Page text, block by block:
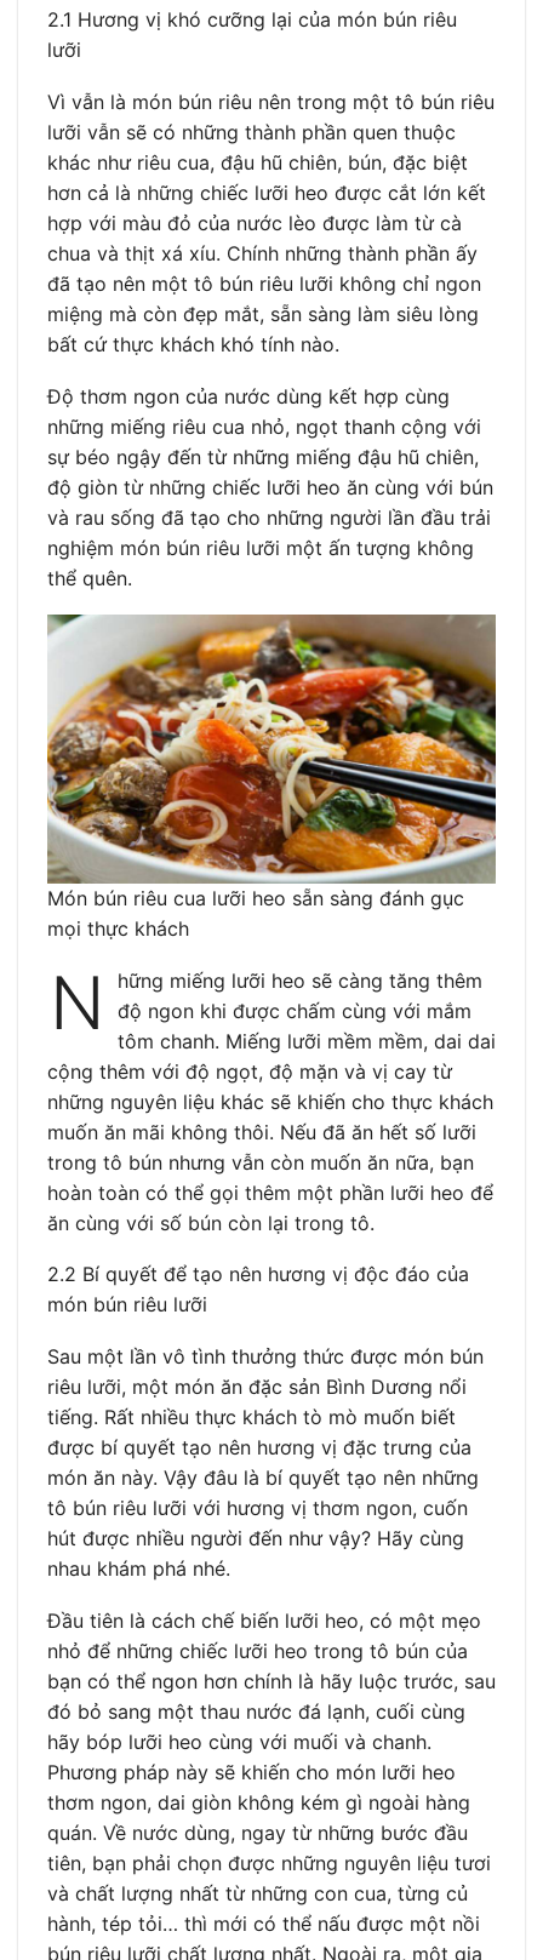
2.1 Hương vị khó cưỡng lại của món bún riêu
lưỡi
Vì vẫn là món bún riêu nên trong một tô bún riêu
lưỡi vẫn sẽ có những thành phần quen thuộc
khác như riêu cua, đậu hũ chiên, bún, đặc biệt
hơn cả là những chiếc lưỡi heo được cắt lớn kết
hợp với màu đỏ của nước lèo được làm từ cà
chua và thịt xá xíu. Chính những thành phần ấy
đã tạo nên một tô bún riêu lưỡi không chỉ ngon
miệng mà còn đẹp mắt, sẵn sàng làm siêu lòng
bất cứ thực khách khó tính nào.
Độ thơm ngon của nước dùng kết hợp cùng
những miếng riêu cua nhỏ, ngọt thanh cộng với
sự béo ngậy đến từ những miếng đậu hũ chiên,
độ giòn từ những chiếc lưỡi heo ăn cùng với bún
và rau sống đã tạo cho những người lần đầu trải
nghiệm món bún riêu lưỡi một ấn tượng không
thể quên.
Món bún riêu cua lưỡi heo sẵn sàng đánh gục
mọi thực khách
N
hững miếng lưỡi heo sẽ càng tăng thêm
độ ngon khi được chấm cùng với mắm
tôm chanh. Miếng lưỡi mềm mềm, dai dai
cộng thêm với độ ngọt, độ mặn và vị cay từ
những nguyên liệu khác sẽ khiến cho thực khách
muốn ăn mãi không thôi. Nếu đã ăn hết số lưỡi
trong tô bún nhưng vẫn còn muốn ăn nữa, bạn
hoàn toàn có thể gọi thêm một phần lưỡi heo để
ăn cùng với số bún còn lại trong tô.
2.2 Bí quyết để tạo nên hương vị độc đáo của
món bún riêu lưỡi
Sau một lần vô tình thưởng thức được món bún
riêu lưỡi, một món ăn đặc sản Bình Dương nổi
tiếng. Rất nhiều thực khách tò mò muốn biết
được bí quyết tạo nên hương vị đặc trưng của
món ăn này. Vậy đâu là bí quyết tạo nên những
tô bún riêu lưỡi với hương vị thơm ngon, cuốn
hút được nhiều người đến như vậy? Hãy cùng
nhau khám phá nhé.
Đầu tiên là cách chế biến lưỡi heo, có một mẹo
nhỏ để những chiếc lưỡi heo trong tô bún của
bạn có thể ngon hơn chính là hãy luộc trước, sau
đó bỏ sang một thau nước đá lạnh, cuối cùng
hãy bóp lưỡi heo cùng với muối và chanh.
Phương pháp này sẽ khiến cho món lưỡi heo
thơm ngon, dai giòn không kém gì ngoài hàng
quán. Về nước dùng, ngay từ những bước đầu
tiên, bạn phải chọn được những nguyên liệu tươi
và chất lượng nhất từ những con cua, từng củ
hành, tép tỏi… thì mới có thể nấu được một nồi
bún riêu lưỡi chất lượng nhất. Ngoài ra, một gia